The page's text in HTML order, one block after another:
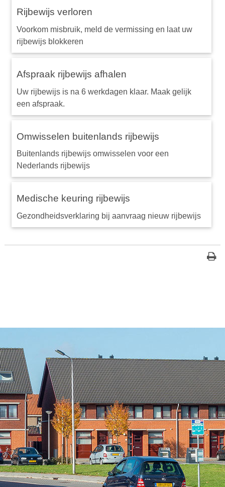
Rijbewijs verloren
Voorkom misbruik, meld de vermissing en laat uw
rijbewijs blokkeren
Afspraak rijbewijs afhalen
Uw rijbewijs is na 6 werkdagen klaar. Maak gelijk
een afspraak.
Omwisselen buitenlands rijbewijs
Buitenlands rijbewijs omwisselen voor een
Nederlands rijbewijs
Medische keuring rijbewijs
Gezondheidsverklaring bij aanvraag nieuw rijbewijs